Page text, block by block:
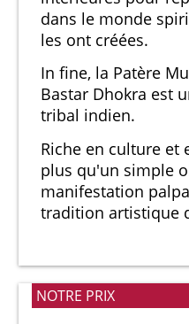
dans le monde
les ont créées.
In fine, la Patère
Bastar Dhokra est
tribal indien.
Riche en culture et
plus qu'un simple
manifestation
tradition artistique
NOTRE PRIX